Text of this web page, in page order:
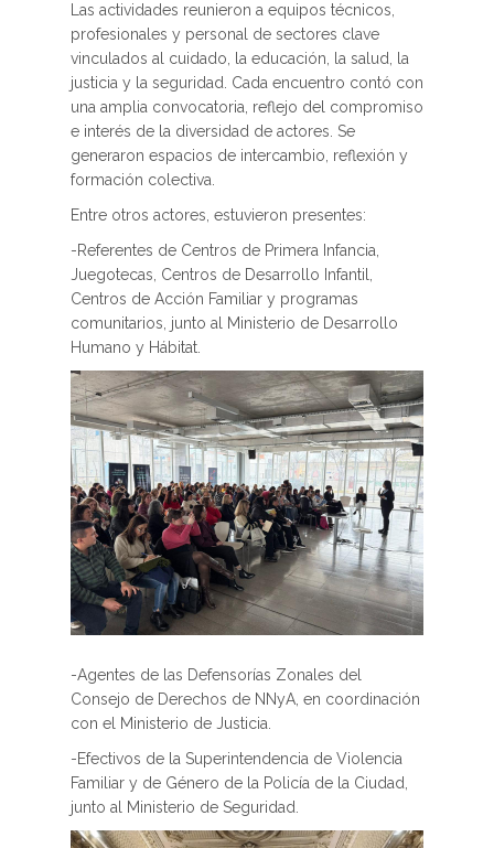
Las actividades reunieron a equipos técnicos,
profesionales y personal de sectores clave
vinculados al cuidado, la educación, la salud, la
justicia y la seguridad. Cada encuentro contó con
una amplia convocatoria, reflejo del compromiso
e interés de la diversidad de actores. Se
generaron espacios de intercambio, reflexión y
formación colectiva.
Entre otros actores, estuvieron presentes:
-Referentes de Centros de Primera Infancia,
Juegotecas, Centros de Desarrollo Infantil,
Centros de Acción Familiar y programas
comunitarios, junto al Ministerio de Desarrollo
Humano y Hábitat.
-Agentes de las Defensorías Zonales del
Consejo de Derechos de NNyA, en coordinación
con el Ministerio de Justicia.
-Efectivos de la Superintendencia de Violencia
Familiar y de Género de la Policía de la Ciudad,
junto al Ministerio de Seguridad.